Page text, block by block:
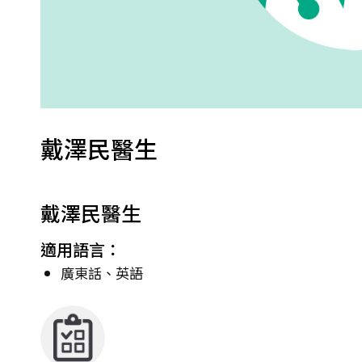
戴澤民醫生
戴澤民醫生
適用語言：
廣東話、英語